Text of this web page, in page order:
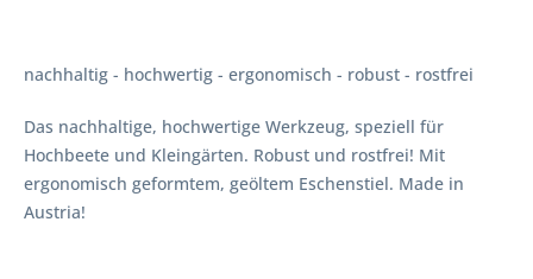
nachhaltig - hochwertig - ergonomisch - robust - rostfrei
Das nachhaltige, hochwertige Werkzeug, speziell für
Hochbeete und Kleingärten. Robust und rostfrei! Mit
ergonomisch geformtem, geöltem Eschenstiel. Made in
Austria!